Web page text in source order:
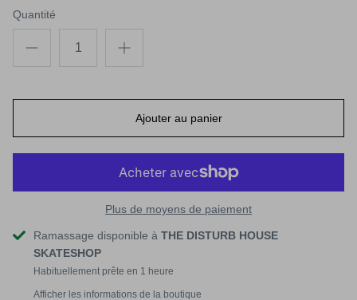
Quantité
Ajouter au panier
Plus de moyens de paiement
Ramassage disponible à THE DISTURB HOUSE
SKATESHOP
Habituellement prête en 1 heure
Afficher les informations de la boutique